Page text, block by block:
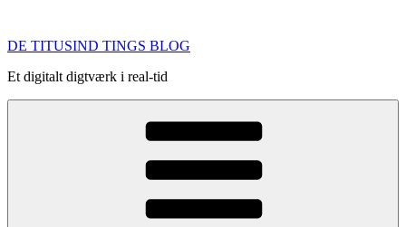
indhold
DE TITUSIND TINGS BLOG
Et digitalt digtværk i real-tid